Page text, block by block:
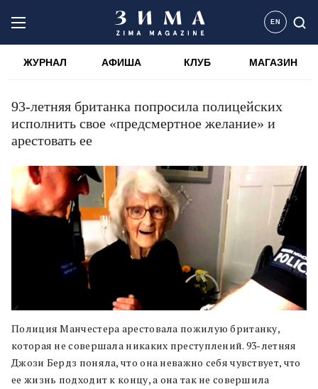
EN
ЖУРНАЛ АФИША КЛУБ МАГАЗИН
93-летняя британка попросила полицейских
исполнить свое «предсмертное желание» и
арестовать ее
Полиция Манчестера арестовала пожилую британку,
которая не совершала никаких преступлений. 93-летняя
Джози Бердз поняла, что она неважно себя чувствует, что
ее жизнь подходит к концу, а она так не совершила